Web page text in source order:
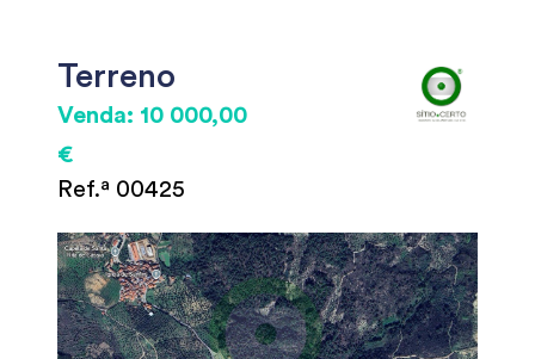
Terreno
Venda: 10 000,00
€
Ref.ª 00425